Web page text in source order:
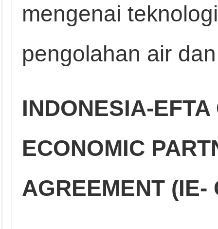
mengenai
pengolahan air
INDONESIA-
ECONOMIC
AGREEMENT (IE-